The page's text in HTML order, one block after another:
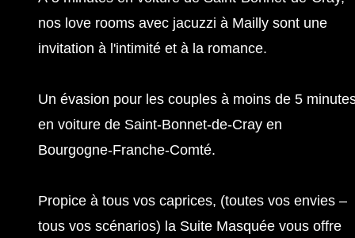
nos love rooms avec jacuzzi à Mailly sont une
invitation à l'intimité et à la romance.
Un évasion pour les couples à moins de 5
en voiture de Saint-Bonnet-de-Cray en
Bourgogne-Franche-Comté.
Propice à tous vos caprices, (toutes vos envies –
tous vos scénarios) la Suite Masquée vous offre